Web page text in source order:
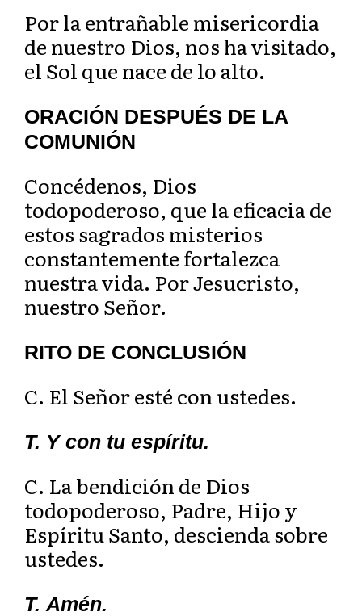
Por la entrañable misericordia
de nuestro Dios, nos ha visitado,
el Sol que nace de lo alto.
ORACIÓN DESPUÉS DE LA
COMUNIÓN
Concédenos, Dios
todopoderoso, que la eficacia de
estos sagrados misterios
constantemente fortalezca
nuestra vida. Por Jesucristo,
nuestro Señor.
RITO DE CONCLUSIÓN
C. El Señor esté con ustedes.
T. Y con tu espíritu.
C. La bendición de Dios
todopoderoso, Padre, Hijo y
Espíritu Santo, descienda sobre
ustedes.
T. Amén.